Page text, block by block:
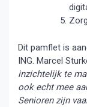
Dit pamflet is
ING. Marcel
inzichtelijk te
ook echt mee
Senioren zijn